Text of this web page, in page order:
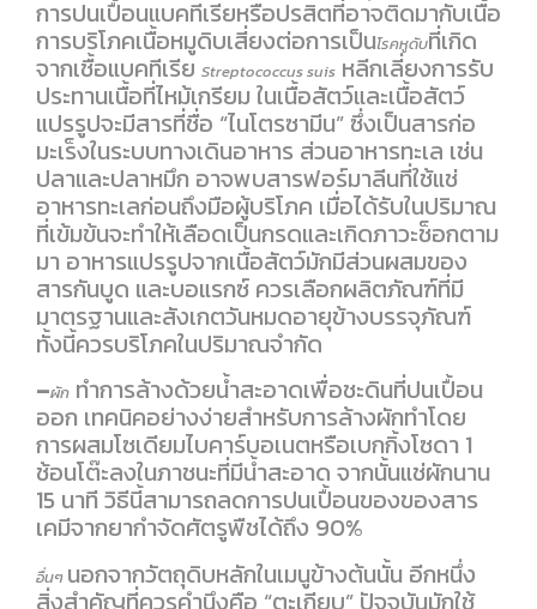
การปนเปื้อนแบคทีเรียหรือปรสิตที่อาจติดมากับเนื้อ
การบริโภคเนื้อหมูดิบเสี่ยงต่อการเป็นโรคหูดับที่เกิด
จากเชื้อแบคทีเรีย Streptococcus suis หลีกเลี่ยงการรับ
ประทานเนื้อที่ไหม้เกรียม ในเนื้อสัตว์และเนื้อสัตว์
แปรรูปจะมีสารที่ชื่อ “ไนโตรซามีน” ซึ่งเป็นสารก่อ
มะเร็งในระบบทางเดินอาหาร ส่วนอาหารทะเล เช่น
ปลาและปลาหมึก อาจพบสารฟอร์มาลีนที่ใช้แช่
อาหารทะเลก่อนถึงมือผู้บริโภค เมื่อได้รับในปริมาณ
ที่เข้มข้นจะทำให้เลือดเป็นกรดและเกิดภาวะช็อกตาม
มา อาหารแปรรูปจากเนื้อสัตว์มักมีส่วนผสมของ
สารกันบูด และบอแรกซ์ ควรเลือกผลิตภัณฑ์ที่มี
มาตรฐานและสังเกตวันหมดอายุข้างบรรจุภัณฑ์
ทั้งนี้ควรบริโภคในปริมาณจำกัด
–ผัก ทำการล้างด้วยน้ำสะอาดเพื่อชะดินที่ปนเปื้อน
ออก เทคนิคอย่างง่ายสำหรับการล้างผักทำโดย
การผสมโซเดียมไบคาร์บอเนตหรือเบกกิ้งโซดา 1
ช้อนโต๊ะลงในภาชนะที่มีน้ำสะอาด จากนั้นแช่ผักนาน
15 นาที วิธีนี้สามารถลดการปนเปื้อนของของสาร
เคมีจากยากำจัดศัตรูพืชได้ถึง 90%
อื่นๆ นอกจากวัตถุดิบหลักในเมนูข้างต้นนั้น อีกหนึ่ง